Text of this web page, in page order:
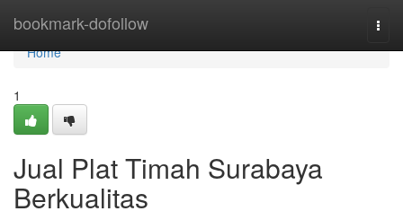
bookmark-dofollow
Home
Home
1
Jual Plat Timah Surabaya
Berkualitas